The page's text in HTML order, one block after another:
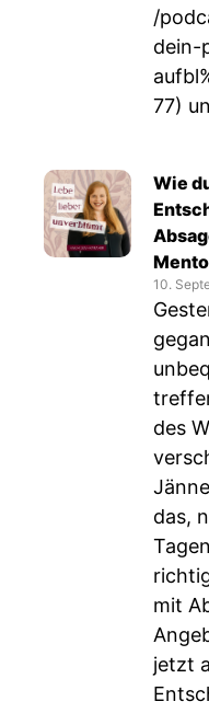
/
dein-
77)
Wie
10.
des
das,
mit
jetzt